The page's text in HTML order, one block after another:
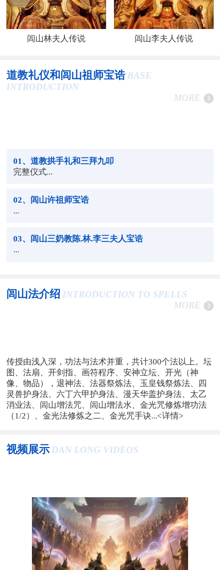
闾山林夫人传说 闾山李夫人传说
道教礼仪和闾山祖师宝诰 BASE
INTRODUCTION
MORE
01 、道教拱手礼和三拜九叩
完整仪式...
02、闾山许祖师宝诰
...
03、闾山三奶教陈.林.李三夫人宝诰
...
闾山法介绍 INTRODUCTION TO SPELLS
MORE
传授由浅入深，功法与法术并重，共计300个法以上。坛
图、法扇、开剑指、画符程序、安神立坛、开光（神
像、物品），退神法、法器祭炼法、玉皇钱祭炼法、四
灵兽护身法、六丁六甲护身法、漫天华盖护身法、太乙
消业法、闾山增法咒、闾山增法水、金光咒修炼增功法
（1/2）、金光法修炼之二、金光咒手诀...<详情>
视频展示 DAN LONG VIDEOS